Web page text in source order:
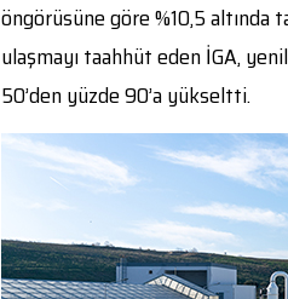
öngörüsüne göre %10,5 altında
ulaşmayı taahhüt eden İGA,
50’den yüzde 90’a yükseltti.